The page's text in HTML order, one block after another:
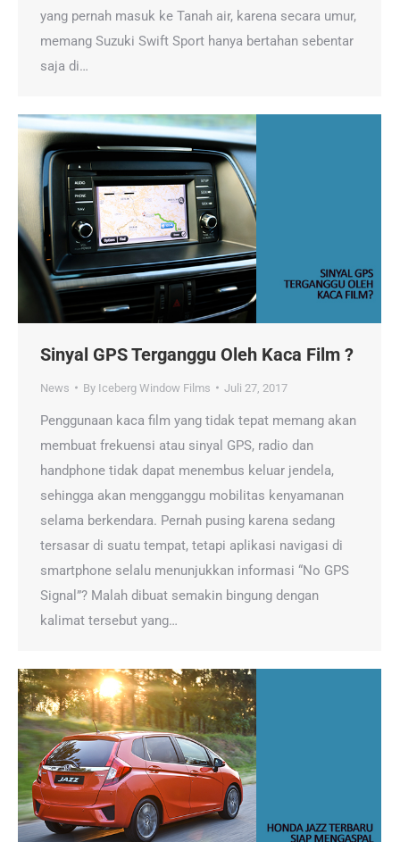
yang pernah masuk ke Tanah air, karena secara umur,
memang Suzuki Swift Sport hanya bertahan sebentar
saja di…
Sinyal GPS Terganggu Oleh Kaca Film ?
News By Iceberg Window Films Juli 27, 2017
Penggunaan kaca film yang tidak tepat memang akan
membuat frekuensi atau sinyal GPS, radio dan
handphone tidak dapat menembus keluar jendela,
sehingga akan mengganggu mobilitas kenyamanan
selama berkendara. Pernah pusing karena sedang
tersasar di suatu tempat, tetapi aplikasi navigasi di
smartphone selalu menunjukkan informasi “No GPS
Signal”? Malah dibuat semakin bingung dengan
kalimat tersebut yang…